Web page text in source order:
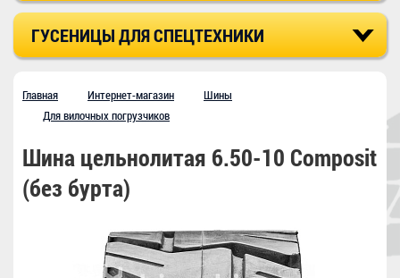
ГУСЕНИЦЫ ДЛЯ СПЕЦТЕХНИКИ
Главная Интернет-магазин
Шины
Для вилочных погрузчиков
Шина цельнолитая 6.50-10 Composit
(без бурта)